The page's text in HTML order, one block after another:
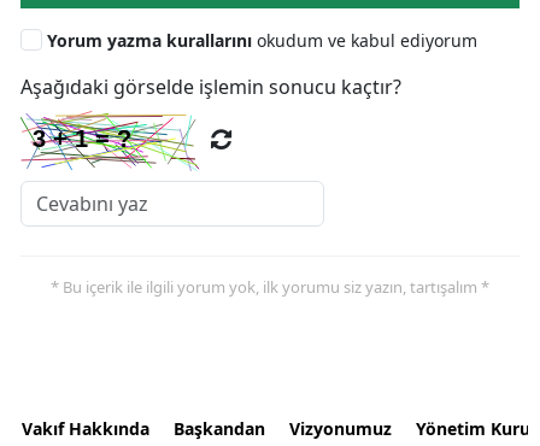
Yorum yazma kurallarını okudum ve kabul ediyorum
Aşağıdaki görselde işlemin sonucu kaçtır?
* Bu içerik ile ilgili yorum yok, ilk yorumu siz yazın, tartışalım *
Vakıf Hakkında Başkandan Vizyonumuz Yönetim